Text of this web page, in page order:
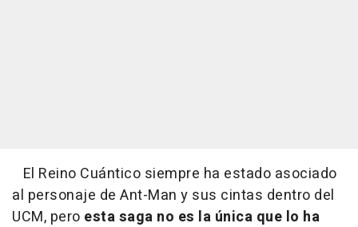
El Reino Cuántico siempre ha estado asociado
al personaje de Ant-Man y sus cintas dentro del
UCM, pero esta saga no es la única que lo ha